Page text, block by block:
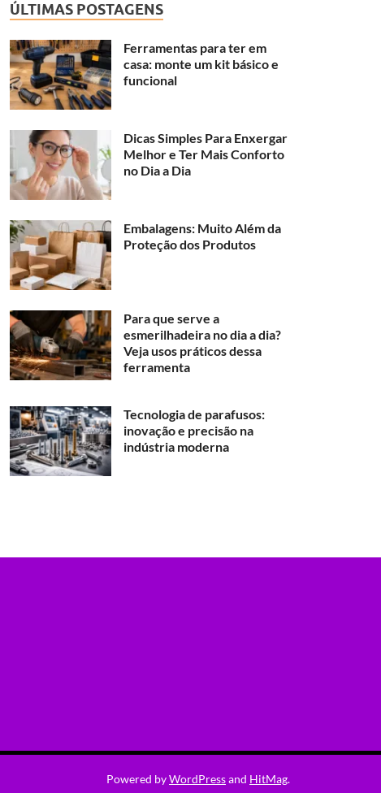
ÚLTIMAS POSTAGENS
Ferramentas para ter em
casa: monte um kit básico e
funcional
Dicas Simples Para Enxergar
Melhor e Ter Mais Conforto
no Dia a Dia
Embalagens: Muito Além da
Proteção dos Produtos
Para que serve a
esmerilhadeira no dia a dia?
Veja usos práticos dessa
ferramenta
Tecnologia de parafusos:
inovação e precisão na
indústria moderna
Powered byWordPressand HitMag.